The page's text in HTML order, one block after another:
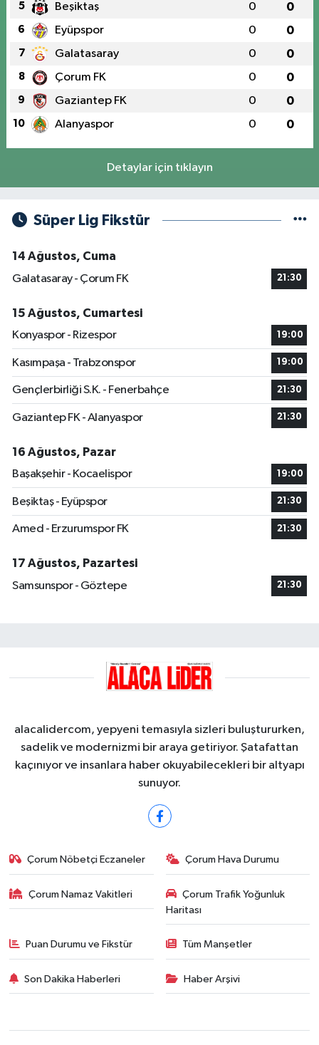
5 Beşiktaş 0 0
6 Eyüpspor 0 0
7 Galatasaray 0 0
8 Çorum FK 0 0
9 Gaziantep FK 0 0
10 Alanyaspor 0 0
Detaylar için tıklayın
Süper Lig Fikstür
14 Ağustos, Cuma
Galatasaray - Çorum FK
21:30
15 Ağustos, Cumartesi
Konyaspor - Rizespor
19:00
Kasımpaşa - Trabzonspor 19:00
Gençlerbirliği S.K. - Fenerbahçe 21:30
Gaziantep FK - Alanyaspor 21:30
16 Ağustos, Pazar
Başakşehir - Kocaelispor
19:00
Beşiktaş - Eyüpspor 21:30
Amed - Erzurumspor FK 21:30
17 Ağustos, Pazartesi
Samsunspor - Göztepe
21:30
alacalidercom, yepyeni temasıyla sizleri buluştururken,
sadelik ve modernizmi bir araya getiriyor. Şatafattan
kaçınıyor ve insanlara haber okuyabilecekleri bir altyapı
sunuyor.
Çorum Nöbetçi Eczaneler Çorum Hava Durumu
Çorum Namaz Vakitleri
Çorum Trafik Yoğunluk
Haritası
Puan Durumu ve Fikstür Tüm Manşetler
Son Dakika Haberleri Haber Arşivi